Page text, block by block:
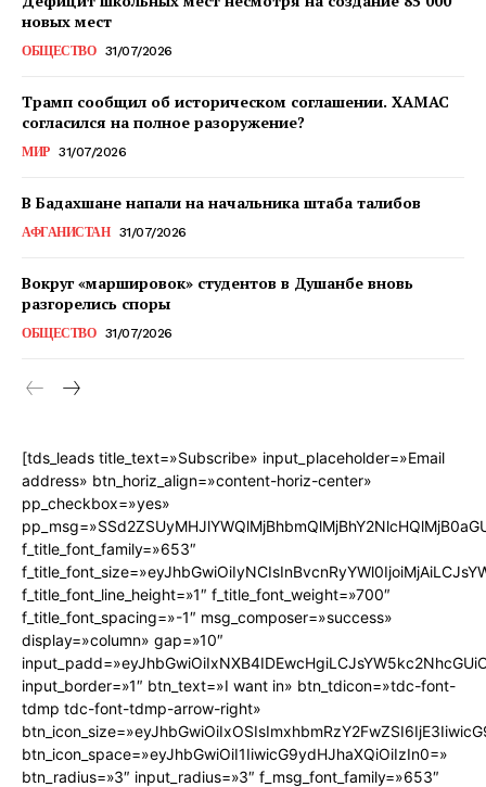
новых мест
ОБЩЕСТВО 31/07/2026
Трамп сообщил об историческом соглашении. ХАМАС
согласился на полное разоружение?
МИР 31/07/2026
В Бадахшане напали на начальника штаба талибов
АФГАНИСТАН 31/07/2026
Вокруг «маршировок» студентов в Душанбе вновь
разгорелись споры
ОБЩЕСТВО 31/07/2026
[tds_leads title_text=»Subscribe» input_placeholder=»Email
address» btn_horiz_align=»content-horiz-center»
pp_checkbox=»yes»
f_title_font_family=»653″
f_title_font_line_height=»1″ f_title_font_weight=»700″
f_title_font_spacing=»-1″ msg_composer=»success»
display=»column» gap=»10″
input_border=»1″ btn_text=»I want in» btn_tdicon=»tdc-font-
tdmp tdc-font-tdmp-arrow-right»
btn_icon_space=»eyJhbGwiOiI1IiwicG9ydHJhaXQiOiIzIn0=»
btn_radius=»3″ input_radius=»3″ f_msg_font_family=»653″